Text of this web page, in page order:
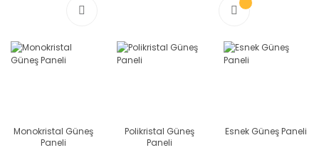
Monokristal Güneş
Paneli
Polikristal Güneş
Paneli
Esnek Güneş Paneli